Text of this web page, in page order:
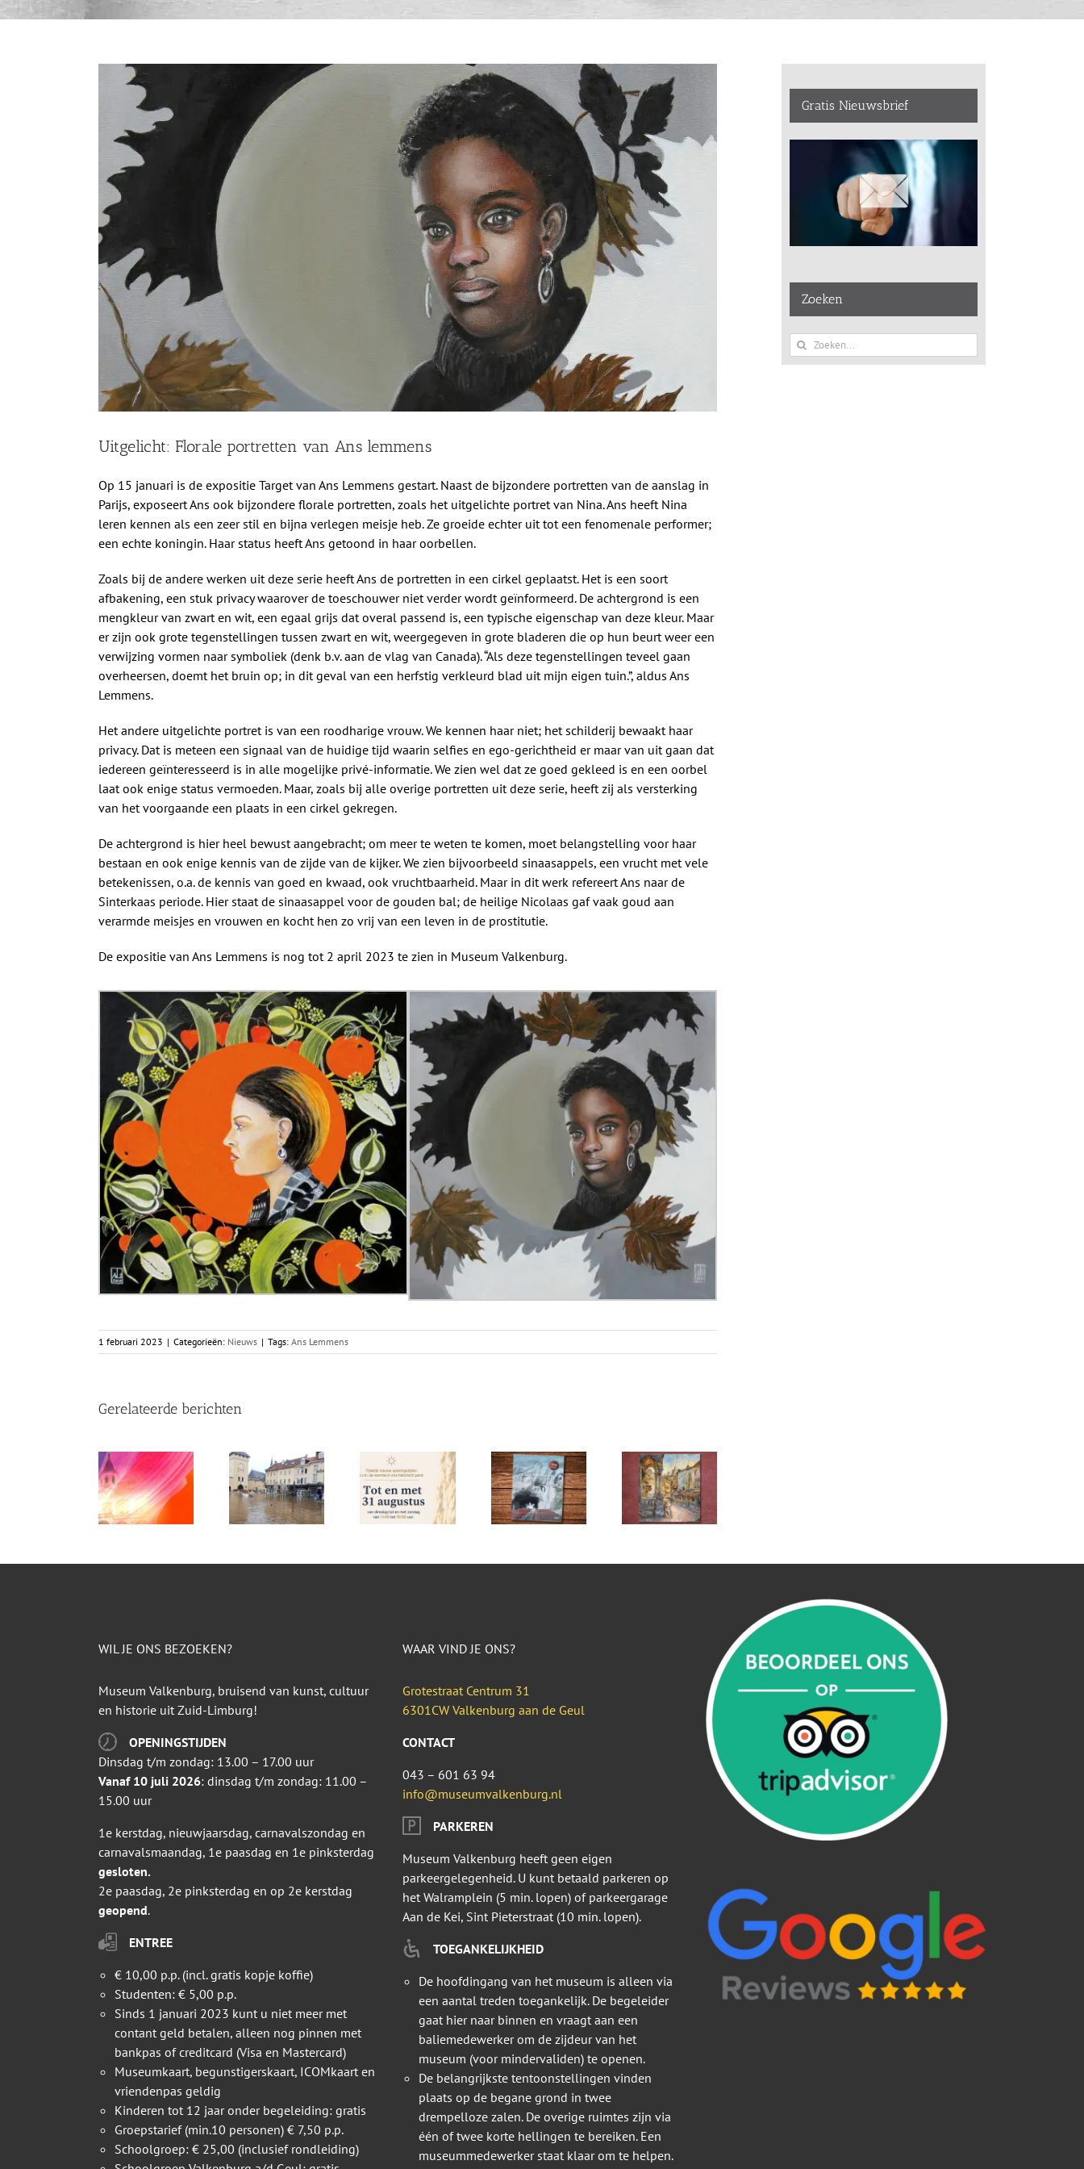
Bekijk
afbeelding
Uitgelicht: Florale portretten van Ans lemmens
Op 15 januari is de expositie Target van Ans Lemmens gestart. Naast de bijzondere portretten van de aanslag in
Parijs, exposeert Ans ook bijzondere florale portretten, zoals het uitgelichte portret van Nina. Ans heeft Nina
leren kennen als een zeer stil en bijna verlegen meisje heb. Ze groeide echter uit tot een fenomenale performer;
een echte koningin. Haar status heeft Ans getoond in haar oorbellen.
Zoals bij de andere werken uit deze serie heeft Ans de portretten in een cirkel geplaatst. Het is een soort
afbakening, een stuk privacy waarover de toeschouwer niet verder wordt geïnformeerd. De achtergrond is een
mengkleur van zwart en wit, een egaal grijs dat overal passend is, een typische eigenschap van deze kleur. Maar
er zijn ook grote tegenstellingen tussen zwart en wit, weergegeven in grote bladeren die op hun beurt weer een
verwijzing vormen naar symboliek (denk b.v. aan de vlag van Canada). “Als deze tegenstellingen teveel gaan
overheersen, doemt het bruin op; in dit geval van een herfstig verkleurd blad uit mijn eigen tuin.”, aldus Ans
Lemmens.
Het andere uitgelichte portret is van een roodharige vrouw. We kennen haar niet; het schilderij bewaakt haar
privacy. Dat is meteen een signaal van de huidige tijd waarin selfies en ego-gerichtheid er maar van uit gaan dat
iedereen geïnteresseerd is in alle mogelijke privé-informatie. We zien wel dat ze goed gekleed is en een oorbel
laat ook enige status vermoeden. Maar, zoals bij alle overige portretten uit deze serie, heeft zij als versterking
van het voorgaande een plaats in een cirkel gekregen.
De achtergrond is hier heel bewust aangebracht; om meer te weten te komen, moet belangstelling voor haar
bestaan en ook enige kennis van de zijde van de kijker. We zien bijvoorbeeld sinaasappels, een vrucht met vele
betekenissen, o.a. de kennis van goed en kwaad, ook vruchtbaarheid. Maar in dit werk refereert Ans naar de
Sinterkaas periode. Hier staat de sinaasappel voor de gouden bal; de heilige Nicolaas gaf vaak goud aan
verarmde meisjes en vrouwen en kocht hen zo vrij van een leven in de prostitutie.
De expositie van Ans Lemmens is nog tot 2 april 2023 te zien in Museum Valkenburg.
1 februari 2023 | Categorieën: Nieuws | Tags: Ans Lemmens
Gerelateerde berichten
Gratis Nieuwsbrief
Zoeken
Zoeken
naar:
WIL JE ONS BEZOEKEN?
Museum Valkenburg, bruisend van kunst, cultuur
en historie uit Zuid-Limburg!
OPENINGSTIJDEN
Dinsdag t/m zondag: 13.00 – 17.00 uur
Vanaf 10 juli 2026: dinsdag t/m zondag: 11.00 –
15.00 uur
1e kerstdag, nieuwjaarsdag, carnavalszondag en
carnavalsmaandag, 1e paasdag en 1e pinksterdag
gesloten.
2e paasdag, 2e pinksterdag en op 2e kerstdag
geopend.
ENTREE
€ 10,00 p.p. (incl. gratis kopje koffie)
Studenten: € 5,00 p.p.
Sinds 1 januari 2023 kunt u niet meer met
contant geld betalen, alleen nog pinnen met
bankpas of creditcard (Visa en Mastercard)
Museumkaart, begunstigerskaart, ICOMkaart en
vriendenpas geldig
Kinderen tot 12 jaar onder begeleiding: gratis
Groepstarief (min.10 personen) € 7,50 p.p.
Schoolgroep: € 25,00 (inclusief rondleiding)
WAAR VIND JE ONS?
Grotestraat Centrum 31
6301CW Valkenburg aan de Geul
CONTACT
043 – 601 63 94
info@museumvalkenburg.nl
PARKEREN
Museum Valkenburg heeft geen eigen
parkeergelegenheid. U kunt betaald parkeren op
het Walramplein (5 min. lopen) of parkeergarage
Aan de Kei, Sint Pieterstraat (10 min. lopen).
TOEGANKELIJKHEID
De hoofdingang van het museum is alleen via
een aantal treden toegankelijk. De begeleider
gaat hier naar binnen en vraagt aan een
baliemedewerker om de zijdeur van het
museum (voor mindervaliden) te openen.
De belangrijkste tentoonstellingen vinden
plaats op de begane grond in twee
drempelloze zalen. De overige ruimtes zijn via
één of twee korte hellingen te bereiken. Een
museummedewerker staat klaar om te helpen.